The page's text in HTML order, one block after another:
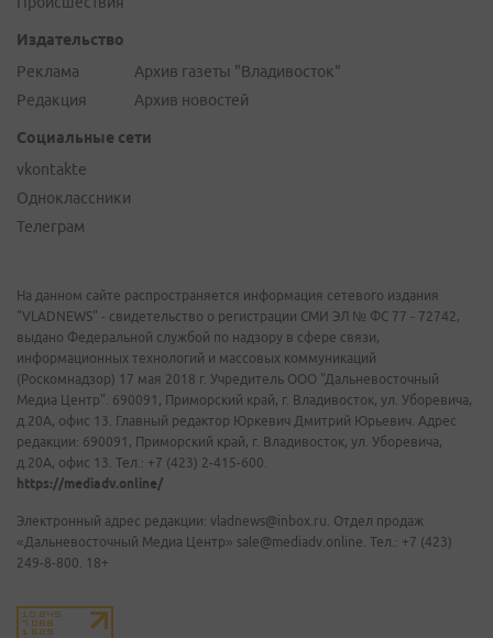
Издательство
Реклама
Редакция
Архив газеты "Владивосток"
Архив новостей
Социальные сети
vkontakte
Одноклассники
Телеграм
На данном сайте распространяется информация сетевого издания
"VLADNEWS" - свидетельство о регистрации СМИ ЭЛ № ФС 77 - 72742,
выдано Федеральной службой по надзору в сфере связи,
информационных технологий и массовых коммуникаций
(Роскомнадзор) 17 мая 2018 г. Учредитель ООО "Дальневосточный
Медиа Центр". 690091, Приморский край, г. Владивосток, ул. Уборевича,
д.20А, офис 13. Главный редактор Юркевич Дмитрий Юрьевич. Адрес
редакции: 690091, Приморский край, г. Владивосток, ул. Уборевича,
д.20А, офис 13. Тел.: +7 (423) 2-415-600.
https://mediadv.online/
Электронный адрес редакции: vladnews@inbox.ru. Отдел продаж
«Дальневосточный Медиа Центр» sale@mediadv.online. Тел.: +7 (423)
249-8-800. 18+